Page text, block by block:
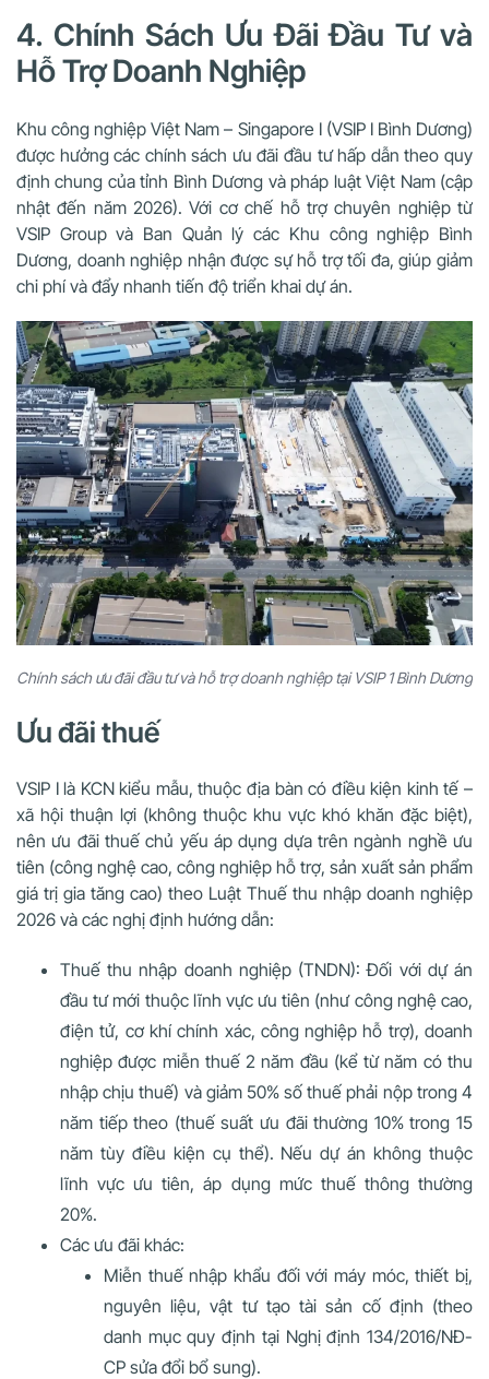
4. Chính Sách Ưu Đãi Đầu Tư và
Hỗ Trợ Doanh Nghiệp
Khu công nghiệp Việt Nam – Singapore I (VSIP I Bình Dương)
được hưởng các chính sách ưu đãi đầu tư hấp dẫn theo quy
định chung của tỉnh Bình Dương và pháp luật Việt Nam (cập
nhật đến năm 2026). Với cơ chế hỗ trợ chuyên nghiệp từ
VSIP Group và Ban Quản lý các Khu công nghiệp Bình
Dương, doanh nghiệp nhận được sự hỗ trợ tối đa, giúp giảm
chi phí và đẩy nhanh tiến độ triển khai dự án.
Chính sách ưu đãi đầu tư và hỗ trợ doanh nghiệp tại VSIP 1 Bình Dương
Ưu đãi thuế
VSIP I là KCN kiểu mẫu, thuộc địa bàn có điều kiện kinh tế –
xã hội thuận lợi (không thuộc khu vực khó khăn đặc biệt),
nên ưu đãi thuế chủ yếu áp dụng dựa trên ngành nghề ưu
tiên (công nghệ cao, công nghiệp hỗ trợ, sản xuất sản phẩm
giá trị gia tăng cao) theo Luật Thuế thu nhập doanh nghiệp
2026 và các nghị định hướng dẫn:
Thuế thu nhập doanh nghiệp (TNDN): Đối với dự án
đầu tư mới thuộc lĩnh vực ưu tiên (như công nghệ cao,
điện tử, cơ khí chính xác, công nghiệp hỗ trợ), doanh
nghiệp được miễn thuế 2 năm đầu (kể từ năm có thu
nhập chịu thuế) và giảm 50% số thuế phải nộp trong 4
năm tiếp theo (thuế suất ưu đãi thường 10% trong 15
năm tùy điều kiện cụ thể). Nếu dự án không thuộc
lĩnh vực ưu tiên, áp dụng mức thuế thông thường
20%.
Các ưu đãi khác:
Miễn thuế nhập khẩu đối với máy móc, thiết bị,
nguyên liệu, vật tư tạo tài sản cố định (theo
danh mục quy định tại Nghị định 134/2016/NĐ-
CP sửa đổi bổ sung).